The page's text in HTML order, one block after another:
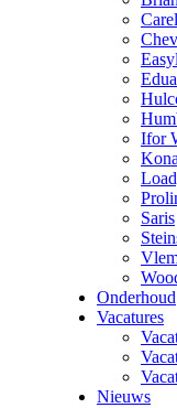
Ifor
Saris
Onderhoud
Vacatures
Nieuws